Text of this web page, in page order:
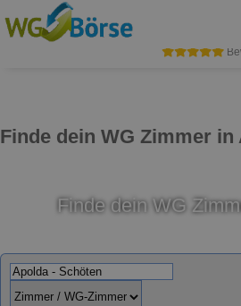
Finde dein WG Zimmer
Finde dein WG